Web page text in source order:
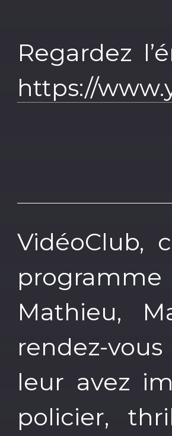
Regardez
https://
VidéoClub,
Mathieu,
rendez-
leur avez
policier,